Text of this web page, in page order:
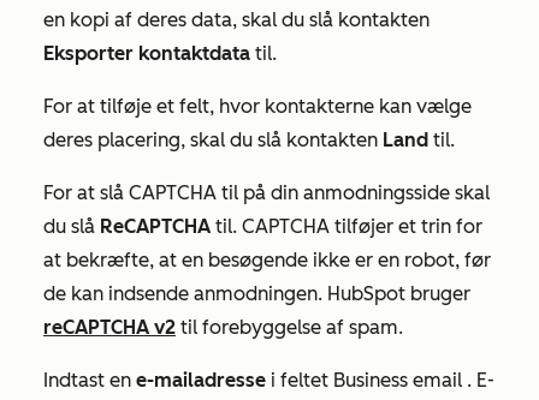
en kopi af deres data, skal du slå kontakten
Eksporter kontaktdata til.
For at tilføje et felt, hvor kontakterne kan vælge
deres placering, skal du slå kontakten Land til.
For at slå CAPTCHA til på din anmodningsside skal
du slå ReCAPTCHA til. CAPTCHA tilføjer et trin for
at bekræfte, at en besøgende ikke er en robot, før
de kan indsende anmodningen. HubSpot bruger
reCAPTCHA v2 til forebyggelse af spam.
Indtast en e-mailadresse i feltet Business email . E-